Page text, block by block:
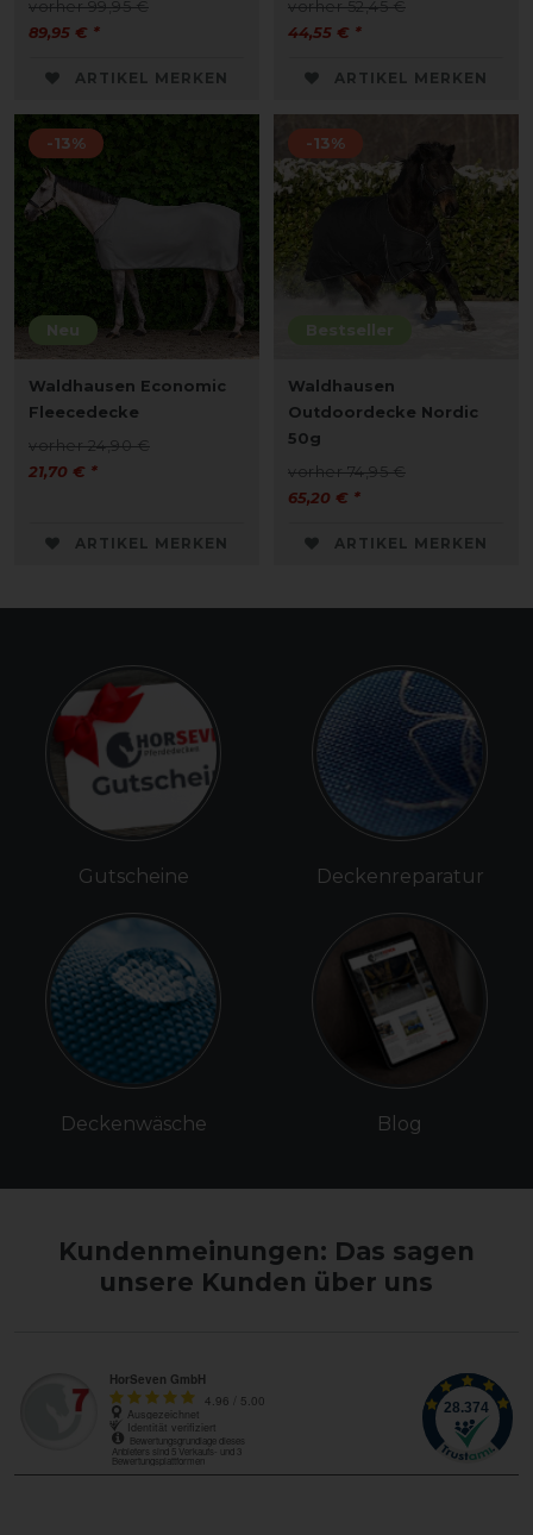
vorher 99,95 €
89,95 € *
ARTIKEL MERKEN
vorher 52,45 €
44,55 € *
ARTIKEL MERKEN
Neu
-13%
Waldhausen Economic
Fleecedecke
vorher 24,90 €
21,70 € *
ARTIKEL MERKEN
Bestseller
-13%
Waldhausen
Outdoordecke Nordic
50g
vorher 74,95 €
65,20 € *
ARTIKEL MERKEN
Gutscheine
Deckenwäsche
Deckenreparatur
Blog
Kundenmeinungen: Das sagen
unsere Kunden über uns